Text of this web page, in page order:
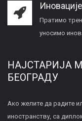
Иновације
Пратимо
уносимо
НАЈСТАРИЈА
БЕОГРАДУ
Ако желите да радите
иностранству, са